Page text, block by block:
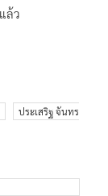
ล้ว
ประเสริฐ จันทร